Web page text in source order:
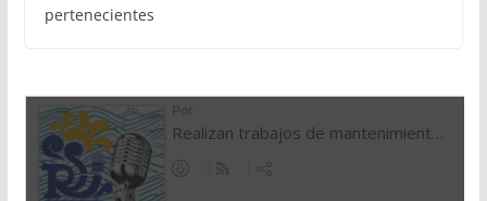
pertenecientes